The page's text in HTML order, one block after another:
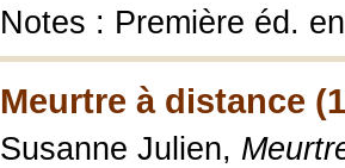
Notes : Première éd.
Meurtre à distance
Susanne Julien,